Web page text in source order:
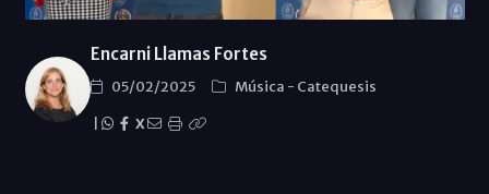
Encarni Llamas Fortes
05/02/2025 Música - Catequesis
X